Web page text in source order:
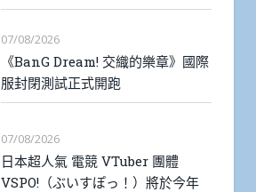
07/08/2026
《BanG Dream! 交織的樂章》國際
服封閉測試正式開跑
07/08/2026
日本超人氣 電競 VTuber 團體
VSPO!（ぶいすぽっ！）將於今年